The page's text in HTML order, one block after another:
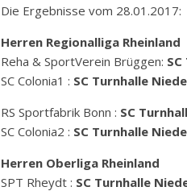
Die Ergebnisse vom 28.01.2017:
Herren Regionalliga Rheinland
Reha & SportVerein Brüggen:
SC Colonia1 : SC Turnhalle
RS Sportfabrik Bonn : SC
SC Colonia2 : SC Turnhalle
Herren Oberliga Rheinland
SPT Rheydt : SC Turnhalle